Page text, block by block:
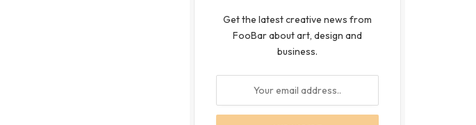
Get the latest creative news from
FooBar about art, design and
business.